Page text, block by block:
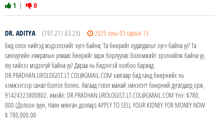
1 | 0
DR. ADITYA (197.211.63.23)
2025 оны 03 сарын 13
Бид олон нийтэд мэдээлэхийг хүсч байна; Та бөөрийг худалдахыг хүсч байна уу? Та
санхүүгийн хямралын улмаас бөөрийг зарж борлуулах боломжийг эрэлхийлж байна уу,
юу хийхээ мэдэхгүй байна уу? Дараа нь бидэнтэй холбоо бариад
DR.PRADHAN.UROLOGIST.LT.COL@GMAIL.COM хаягаар бид танд бөөрнийх нь
хэмжээгээр санал болгох болно. Яагаад гэвэл манай эмнэлэгт бөөрний дутагдалд орж,
91424323800802. имэйл: DR.PRADHAN.UROLOGIST.LT.COL@GMAIL.COM Yнэ: $780,
000 (Долоон зуун, Наян мянган доллар) APPLY TO SELL YOUR KIDNEY FOR MONEY NOW
$ 780,000.00